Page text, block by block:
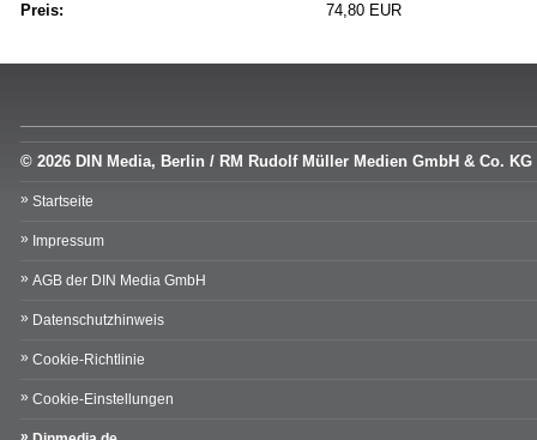
Preis:
74,80 EUR
© 2026 DIN Media, Berlin / RM Rudolf Müller Medien GmbH & Co. KG
Startseite
Impressum
AGB der DIN Media GmbH
Datenschutzhinweis
Cookie-Richtlinie
Cookie-Einstellungen